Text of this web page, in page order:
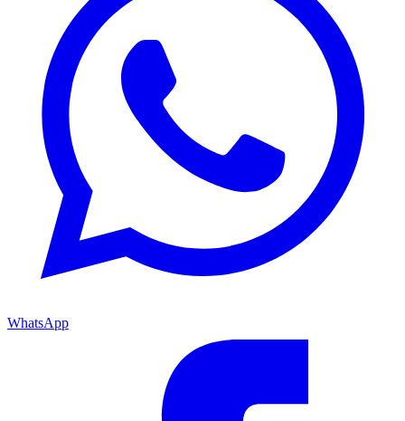
WhatsApp